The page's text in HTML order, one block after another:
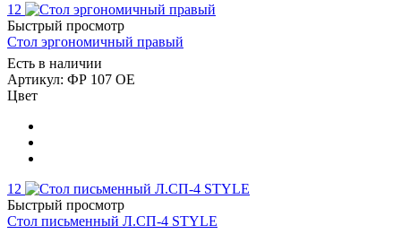
12
Быстрый просмотр
Стол эргономичный правый
Есть в наличии
Артикул: ФР 107 ОЕ
Цвет
12
Быстрый просмотр
Стол письменный Л.СП-4 STYLE